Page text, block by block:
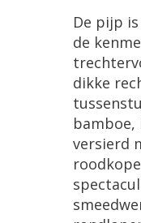
De pijp
de
dikke
bamboe,
versierd